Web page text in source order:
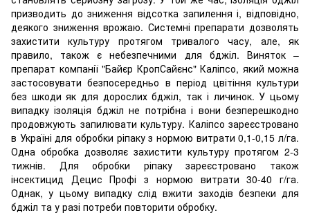
призводить до зниження відсотка запилення і, відповідно,
деякого зниження врожаю. Системні препарати дозволять
захистити культуру протягом тривалого часу, але, як
правило, також є небезпечними для бджіл. Виняток –
препарат компанії "Байєр КропСайєнс" Каліпсо, який можна
застосовувати безпосередньо в період цвітіння культури
без шкоди як для дорослих бджіл, так і личинок. У цьому
випадку ізоляція бджіл не потрібна і вони безперешкодно
продовжують запилювати культуру. Каліпсо зареєстровано
в Україні для обробки ріпаку з нормою витрати 0,1-0,15 л/га.
Одна обробка дозволяє захистити культуру протягом 2-3
тижнів. Для обробки ріпаку зареєстровано також
інсектицид Децис Профі з нормою витрати 30-40 г/га.
Однак, у цьому випадку слід вжити заходів безпеки для
бджіл та у разі потреби повторити обробку.